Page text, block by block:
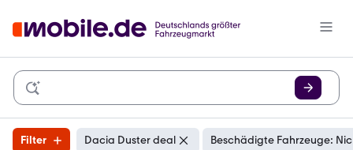
Filter Dacia Duster deal Beschädigte Fahrzeuge: